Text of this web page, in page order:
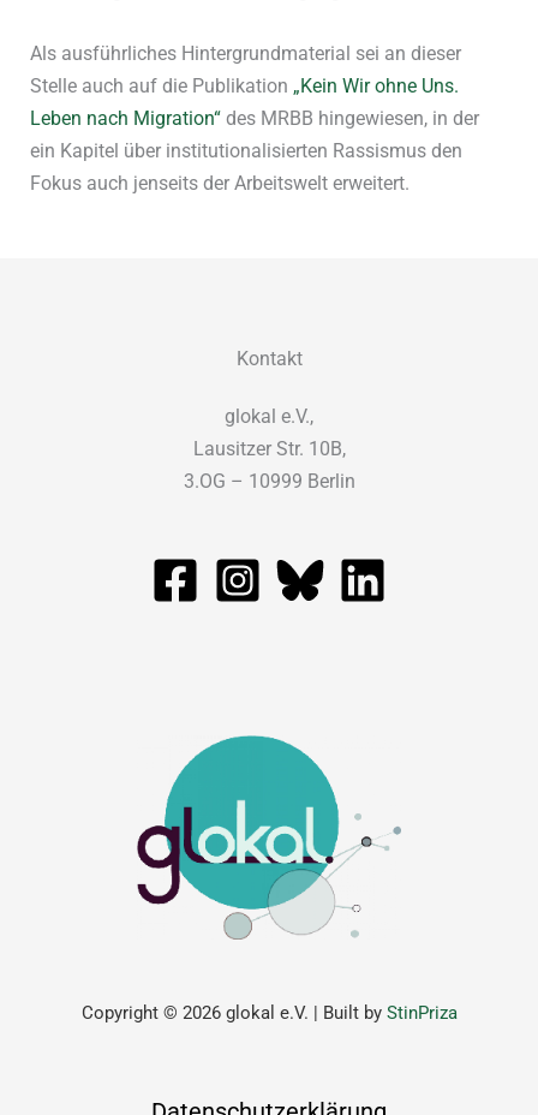
Als ausführliches Hintergrundmaterial sei an dieser
Stelle auch auf die Publikation „Kein Wir ohne Uns.
Leben nach Migration“ des MRBB hingewiesen, in der
ein Kapitel über institutionalisierten Rassismus den
Fokus auch jenseits der Arbeitswelt erweitert.
Copyright © 2026 glokal e.V. | Built by StinPriza
Kontakt
glokal e.V.,
Lausitzer Str. 10B,
3.OG – 10999 Berlin